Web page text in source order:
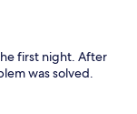
first night. After
was solved.